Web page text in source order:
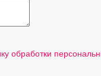
обработки